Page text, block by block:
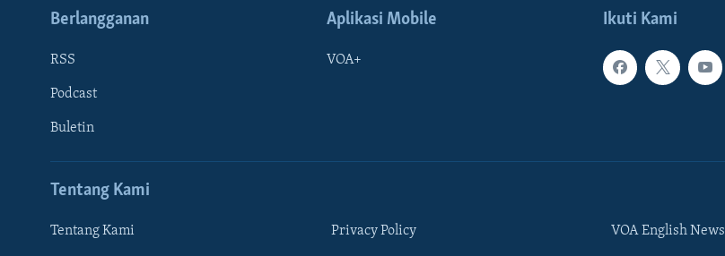
Learning English
Ikuti Kami
Berlangganan
RSS
Podcast
Buletin
Aplikasi Mobile
VOA+
Tentang Kami
Tentang Kami Privacy Policy VOA English News